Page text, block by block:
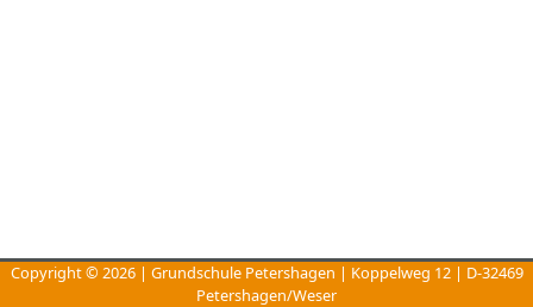
Copyright © 2026 | Grundschule Petershagen | Koppelweg 12 | D-32469
Petershagen/Weser